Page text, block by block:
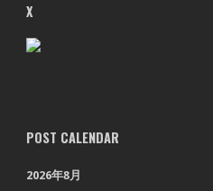
X
POST CALENDAR
2026年8月